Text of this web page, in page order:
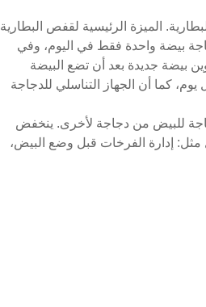
الميزة الرئيسية لقفص البطارية
بيضة واحدة فقط في اليوم، وفي
بيضة جديدة بعد أن تضع البيضة
ساعتين كل يوم، كما أن الجهاز التناسلي للدجاجة
للبيض من دجاجة لأخرى. ينخفض
مثل: إدارة الفرخات قبل وضع البيض،